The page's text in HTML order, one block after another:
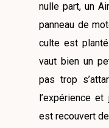
nulle part, un
panneau de
culte est
vaut bien un
pas trop
l’expérience
est recouvert